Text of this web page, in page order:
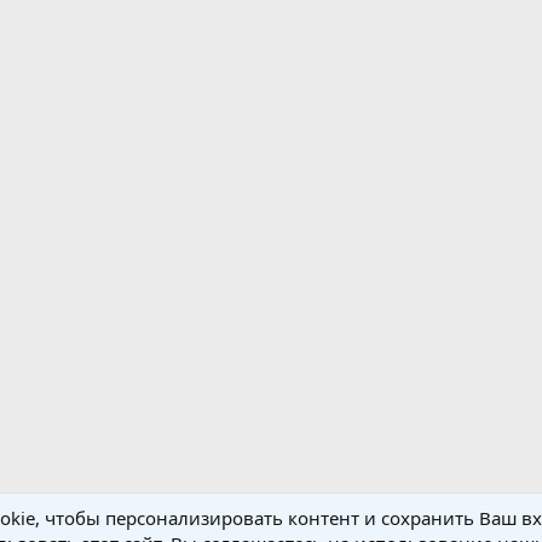
чтобы персонализировать контент и сохранить Ваш